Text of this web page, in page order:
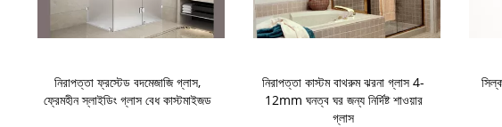
নিরাপত্তা ফ্রস্টেড বদমেজাজি গ্লাস,
ফ্রেমহীন স্লাইডিং গ্লাস বেধ কাস্টমাইজড
নিরাপত্তা কাস্টম বাথরুম ঝরনা গ্লাস 4-
12mm ঘনত্ব ঘর জন্য নির্দিষ্ট শাওয়ার
গ্লাস